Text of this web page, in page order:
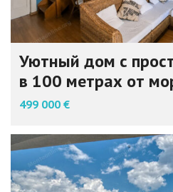
Уютный дом с
в 100 метрах от
499 000 €